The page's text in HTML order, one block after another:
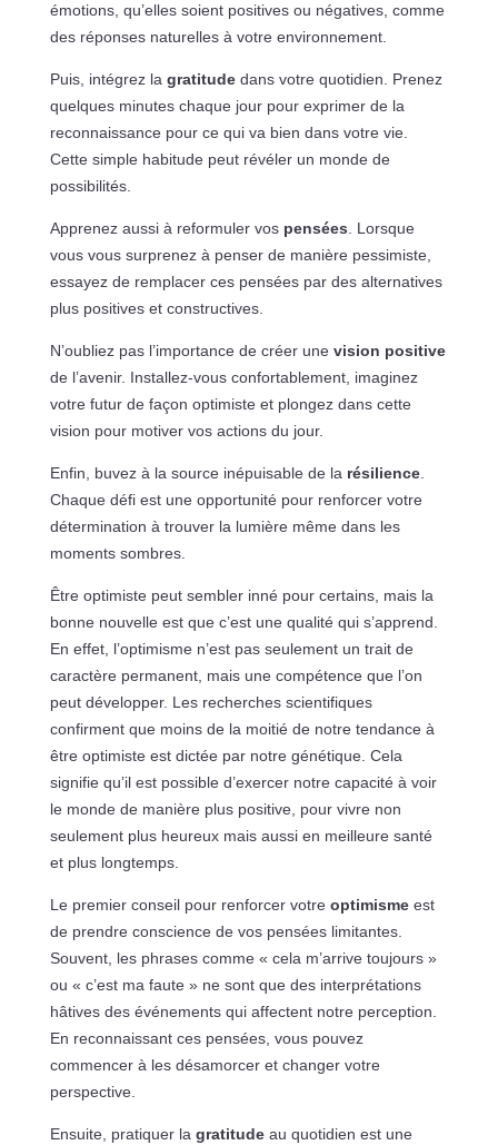
émotions, qu’elles soient positives ou négatives, comme
des réponses naturelles à votre environnement.
Puis, intégrez la gratitudedans votre quotidien. Prenez
quelques minutes chaque jour pour exprimer de la
reconnaissance pour ce qui va bien dans votre vie.
Cette simple habitude peut révéler un monde de
possibilités.
Apprenez aussi à reformuler vos pensées . Lorsque
vous vous surprenez à penser de manière pessimiste,
essayez de remplacer ces pensées par des alternatives
plus positives et constructives.
N’oubliez pas l’importance de créer une vision positive
de l’avenir. Installez-vous confortablement, imaginez
votre futur de façon optimiste et plongez dans cette
vision pour motiver vos actions du jour.
Enfin, buvez à la source inépuisable de la résilience.
Chaque défi est une opportunité pour renforcer votre
détermination à trouver la lumière même dans les
moments sombres.
Être optimiste peut sembler inné pour certains, mais la
bonne nouvelle est que c’est une qualité qui s’apprend.
En effet, l’optimisme n’est pas seulement un trait de
caractère permanent, mais une compétence que l’on
peut développer. Les recherches scientifiques
confirment que moins de la moitié de notre tendance à
être optimiste est dictée par notre génétique. Cela
signifie qu’il est possible d’exercer notre capacité à voir
le monde de manière plus positive, pour vivre non
seulement plus heureux mais aussi en meilleure santé
et plus longtemps.
Le premier conseil pour renforcer votre optimismeest
de prendre conscience de vos pensées limitantes.
Souvent, les phrases comme « cela m’arrive toujours »
ou « c’est ma faute » ne sont que des interprétations
hâtives des événements qui affectent notre perception.
En reconnaissant ces pensées, vous pouvez
commencer à les désamorcer et changer votre
perspective.
Ensuite, pratiquer la gratitudeau quotidien est une